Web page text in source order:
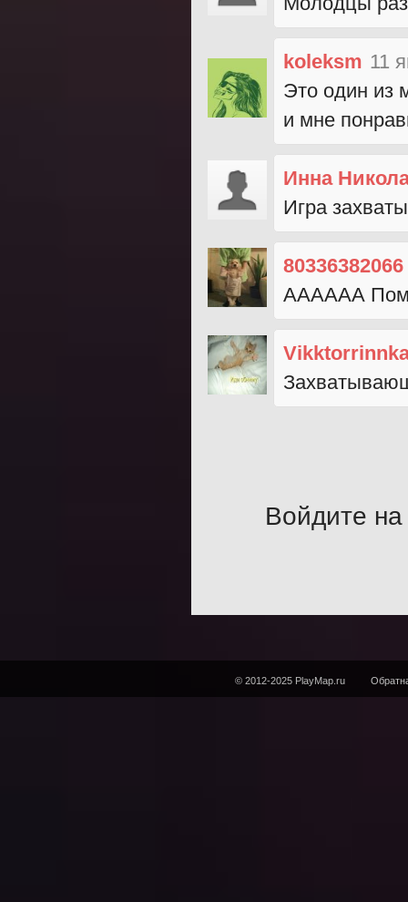
koleksm 11
Это один из
и мне
Инна
Игра
80336382066
АААААА
Войдите на
© 2012-2025 PlayMap.ru